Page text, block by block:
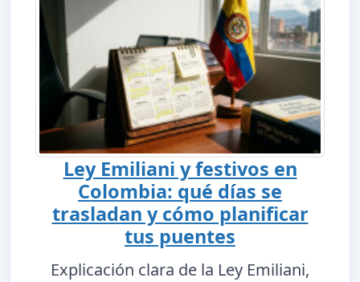
Ley Emiliani y festivos en
Colombia: qué días se
trasladan y cómo planificar
tus puentes
Explicación clara de la Ley Emiliani,